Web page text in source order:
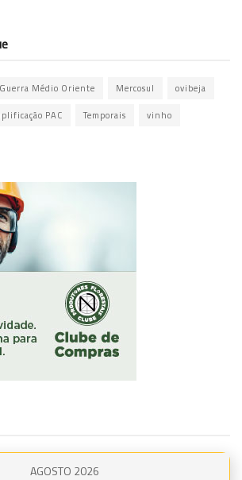
Guerra Médio Oriente Mercosul ovibeja
PAC Temporais vinho
AGOSTO 2026